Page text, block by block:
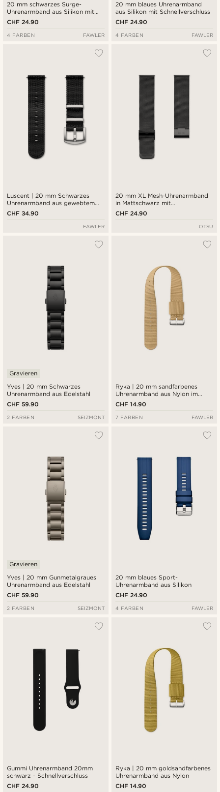
20 mm schwarzes Surge-
Uhrenarmband aus Silikon mit
Schnellverschluss
CHF 24.90
4 FARBEN FAWLER
20 mm blaues Uhrenarmband
aus Silikon mit Schnellverschluss
CHF 24.90
4 FARBEN FAWLER
Luscent | 20 mm Schwarzes
Uhrenarmband aus gewebtem
Nylon
CHF 34.90
FAWLER
20 mm XL Mesh-Uhrenarmband
in Mattschwarz mit
Schnellverschluss
CHF 24.90
OTSU
Yves | 20 mm Schwarzes
Uhrenarmband aus Edelstahl
Gravieren
CHF 59.90
2 FARBEN SEIZMONT
Ryka | 20 mm sandfarbenes
Uhrenarmband aus Nylon im
Army-Stil
CHF 14.90
7 FARBEN FAWLER
Yves | 20 mm Gunmetalgraues
Uhrenarmband aus Edelstahl
Gravieren
CHF 59.90
2 FARBEN SEIZMONT
20 mm blaues Sport-
Uhrenarmband aus Silikon
CHF 24.90
4 FARBEN FAWLER
Gummi Uhrenarmband 20mm
schwarz - Schnellverschluss
CHF 24.90
Ryka | 20 mm goldsandfarbenes
Uhrenarmband aus Nylon
CHF 14.90